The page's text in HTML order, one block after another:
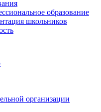
образование
школьников
организации